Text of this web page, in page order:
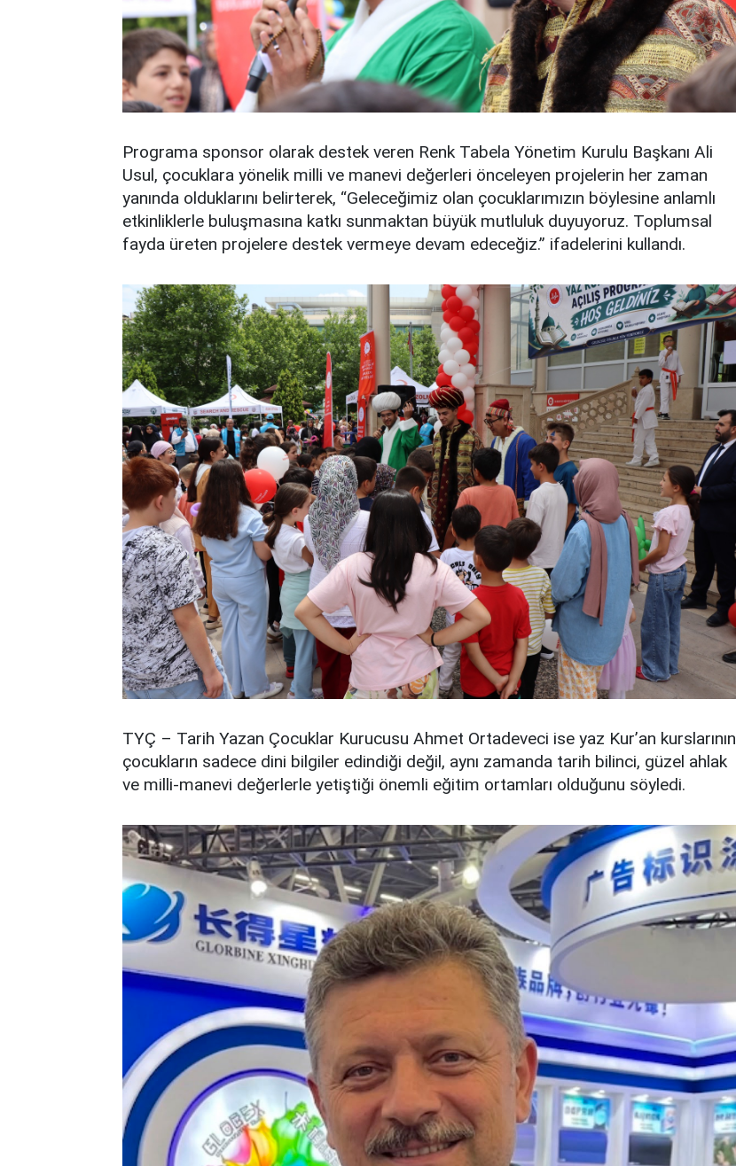
Programa sponsor olarak destek veren Renk Tabela Yönetim Kurulu Başkanı Ali
Usul, çocuklara yönelik milli ve manevi değerleri önceleyen projelerin her zaman
yanında olduklarını belirterek, “Geleceğimiz olan çocuklarımızın böylesine anlamlı
etkinliklerle buluşmasına katkı sunmaktan büyük mutluluk duyuyoruz. Toplumsal
fayda üreten projelere destek vermeye devam edeceğiz.” ifadelerini kullandı.
TYÇ – Tarih Yazan Çocuklar Kurucusu Ahmet Ortadeveci ise yaz Kur’an kurslarının
çocukların sadece dini bilgiler edindiği değil, aynı zamanda tarih bilinci, güzel ahlak
ve milli-manevi değerlerle yetiştiği önemli eğitim ortamları olduğunu söyledi.